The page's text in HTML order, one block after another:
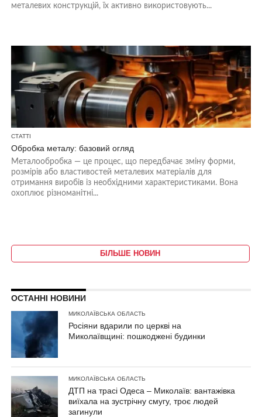
металевих конструкцій, їх активно використовують...
СТАТТІ
Обробка металу: базовий огляд
Металообробка — це процес, що передбачає зміну форми,
розмірів або властивостей металевих матеріалів для
отримання виробів із необхідними характеристиками. Вона
охоплює різноманітні...
БІЛЬШЕ НОВИН
ОСТАННІ НОВИНИ
МИКОЛАЇВСЬКА ОБЛАСТЬ
Росіяни вдарили по церкві на
Миколаївщині: пошкоджені будинки
МИКОЛАЇВСЬКА ОБЛАСТЬ
ДТП на трасі Одеса – Миколаїв: вантажівка
виїхала на зустрічну смугу, троє людей
загинули